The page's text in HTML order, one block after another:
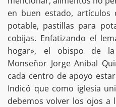
en buen estado, artículos
potable, pastillas para
cobijas. Enfatizando el
hogar», el obispo de la
Monseñor Jorge Anibal
cada centro de apoyo
Indicó que como iglesia
debemos volver los ojos a